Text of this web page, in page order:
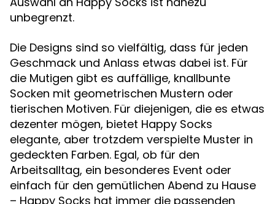
unbegrenzt.
Die Designs sind so vielfältig, dass für jeden
Geschmack und Anlass etwas dabei ist. Für
die Mutigen gibt es auffällige, knallbunte
Socken mit geometrischen Mustern oder
tierischen Motiven. Für diejenigen, die es etwas
dezenter mögen, bietet Happy Socks
elegante, aber trotzdem verspielte Muster in
gedeckten Farben. Egal, ob für den
Arbeitsalltag, ein besonderes Event oder
einfach für den gemütlichen Abend zu Hause
– Happy Socks hat immer die passenden